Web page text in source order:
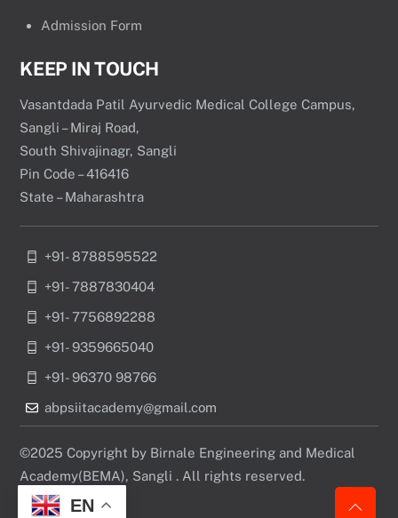
Admission Form
KEEP IN TOUCH
Vasantdada Patil Ayurvedic Medical College Campus,
Sangli – Miraj Road,
South Shivajinagr, Sangli
Pin Code – 416416
State – Maharashtra
+91- 8788595522
+91- 7887830404
+91- 7756892288
+91- 9359665040
+91- 96370 98766
abpsiitacademy@gmail.com
©2025 Copyright by Birnale Engineering and Medical
Academy(BEMA), Sangli . All rights reserved.
EN